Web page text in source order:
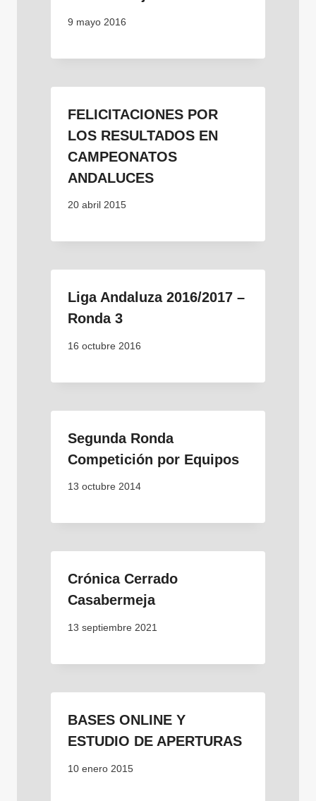
9 mayo 2016
FELICITACIONES POR
LOS RESULTADOS EN
CAMPEONATOS
ANDALUCES
20 abril 2015
Liga Andaluza 2016/2017 –
Ronda 3
16 octubre 2016
Segunda Ronda
Competición por Equipos
13 octubre 2014
Crónica Cerrado
Casabermeja
13 septiembre 2021
BASES ONLINE Y
ESTUDIO DE APERTURAS
10 enero 2015